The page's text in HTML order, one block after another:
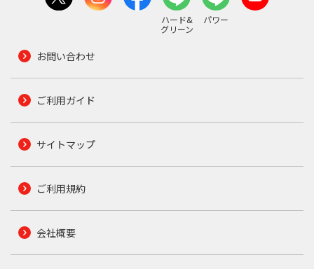
ハード&
グリーン
パワー
お問い合わせ
ご利用ガイド
サイトマップ
ご利用規約
会社概要